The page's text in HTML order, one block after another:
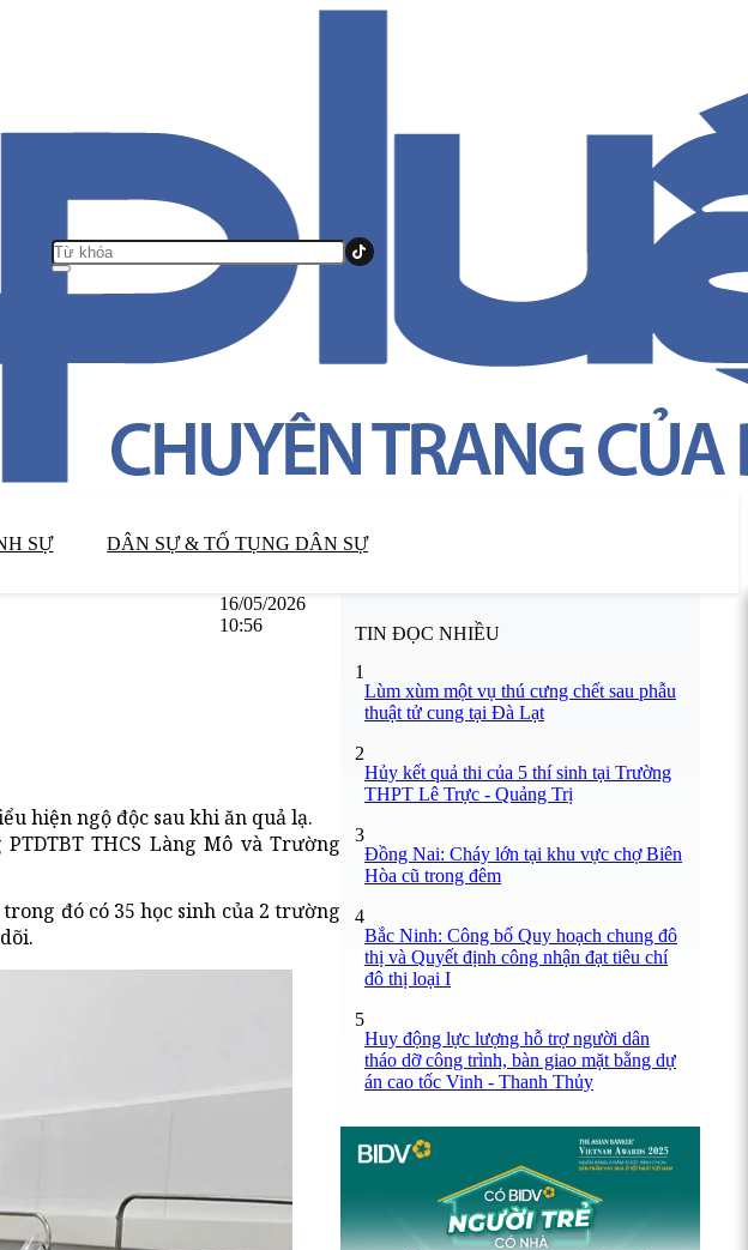
SỰ DÂN SỰ & TỐ TỤNG DÂN SỰ
16/05/2026
10:56
hiện ngộ độc sau khi ăn quả lạ.
THCS Làng Mô và Trường
đó có 35 học sinh của 2 trường
TIN ĐỌC NHIỀU
1
Lùm xùm một vụ thú cưng chết sau phẫu
thuật tử cung tại Đà Lạt
2
Hủy kết quả thi của 5 thí sinh tại Trường
THPT Lê Trực - Quảng Trị
3
Đồng Nai: Cháy lớn tại khu vực chợ Biên
Hòa cũ trong đêm
4
Bắc Ninh: Công bố Quy hoạch chung đô
thị và Quyết định công nhận đạt tiêu chí
đô thị loại I
5
Huy động lực lượng hỗ trợ người dân
tháo dỡ công trình, bàn giao mặt bằng dự
án cao tốc Vinh - Thanh Thủy